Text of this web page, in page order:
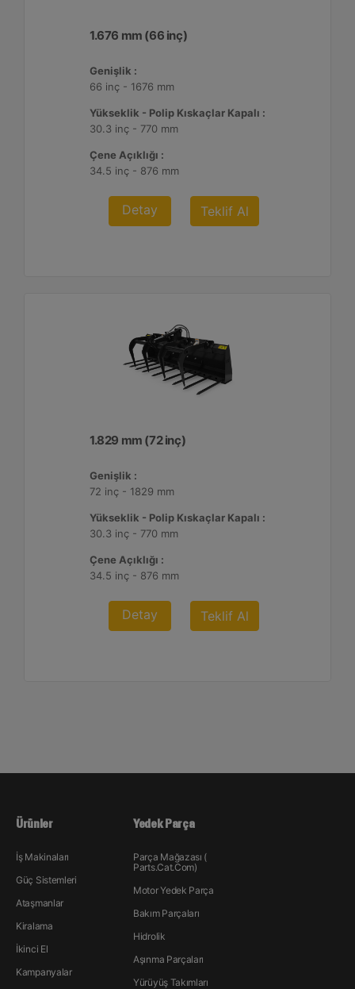
1.676 mm (66 inç)
Genişlik :
66 inç - 1676 mm
Yükseklik - Polip Kıskaçlar Kapalı :
30.3 inç - 770 mm
Çene Açıklığı :
34.5 inç - 876 mm
Detay Teklif Al
1.829 mm (72 inç)
Genişlik :
72 inç - 1829 mm
Yükseklik - Polip Kıskaçlar Kapalı :
30.3 inç - 770 mm
Çene Açıklığı :
34.5 inç - 876 mm
Detay Teklif Al
Ürünler
İş Makinaları
Güç Sistemleri
Ataşmanlar
Kiralama
İkinci El
Kampanyalar
Yedek Parça
Parça Mağazası (
Parts.Cat.Com)
Motor Yedek Parça
Bakım Parçaları
Hidrolik
Aşınma Parçaları
Yürüyüş Takımları